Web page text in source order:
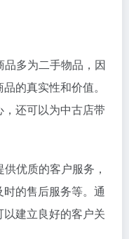
多为二手物品，因
的真实性和价值。
还可以为中古店带
优质的客户服务，
的售后服务等。通
建立良好的客户关